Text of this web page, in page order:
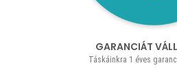
GARANCIÁT
Táskáinkra 1 éves